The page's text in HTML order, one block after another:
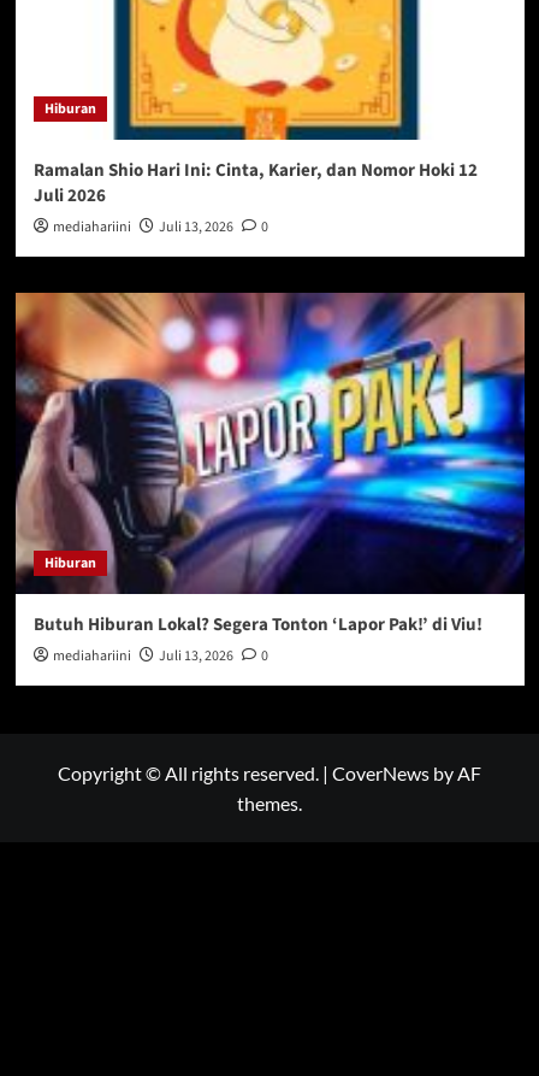
Hiburan
Ramalan Shio Hari Ini: Cinta, Karier, dan Nomor Hoki 12
Juli 2026
mediahariini Juli 13, 2026 0
Hiburan
Butuh Hiburan Lokal? Segera Tonton ‘Lapor Pak!’ di Viu!
mediahariini Juli 13, 2026 0
Copyright © All rights reserved. | CoverNews by AF
themes.